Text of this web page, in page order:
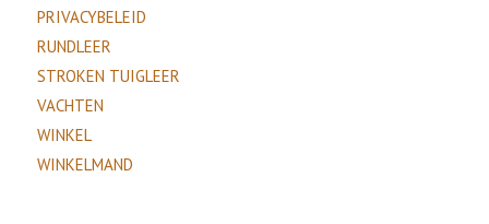
PRIVACYBELEID
RUNDLEER
STROKEN TUIGLEER
VACHTEN
WINKEL
WINKELMAND